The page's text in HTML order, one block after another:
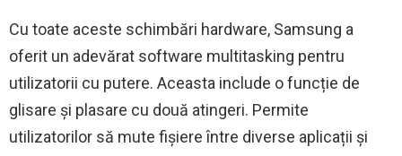
Cu toate aceste schimbări hardware, Samsung a
oferit un adevărat software multitasking pentru
utilizatorii cu putere. Aceasta include o funcție de
glisare și plasare cu două atingeri. Permite
utilizatorilor să mute fișiere între diverse aplicații și